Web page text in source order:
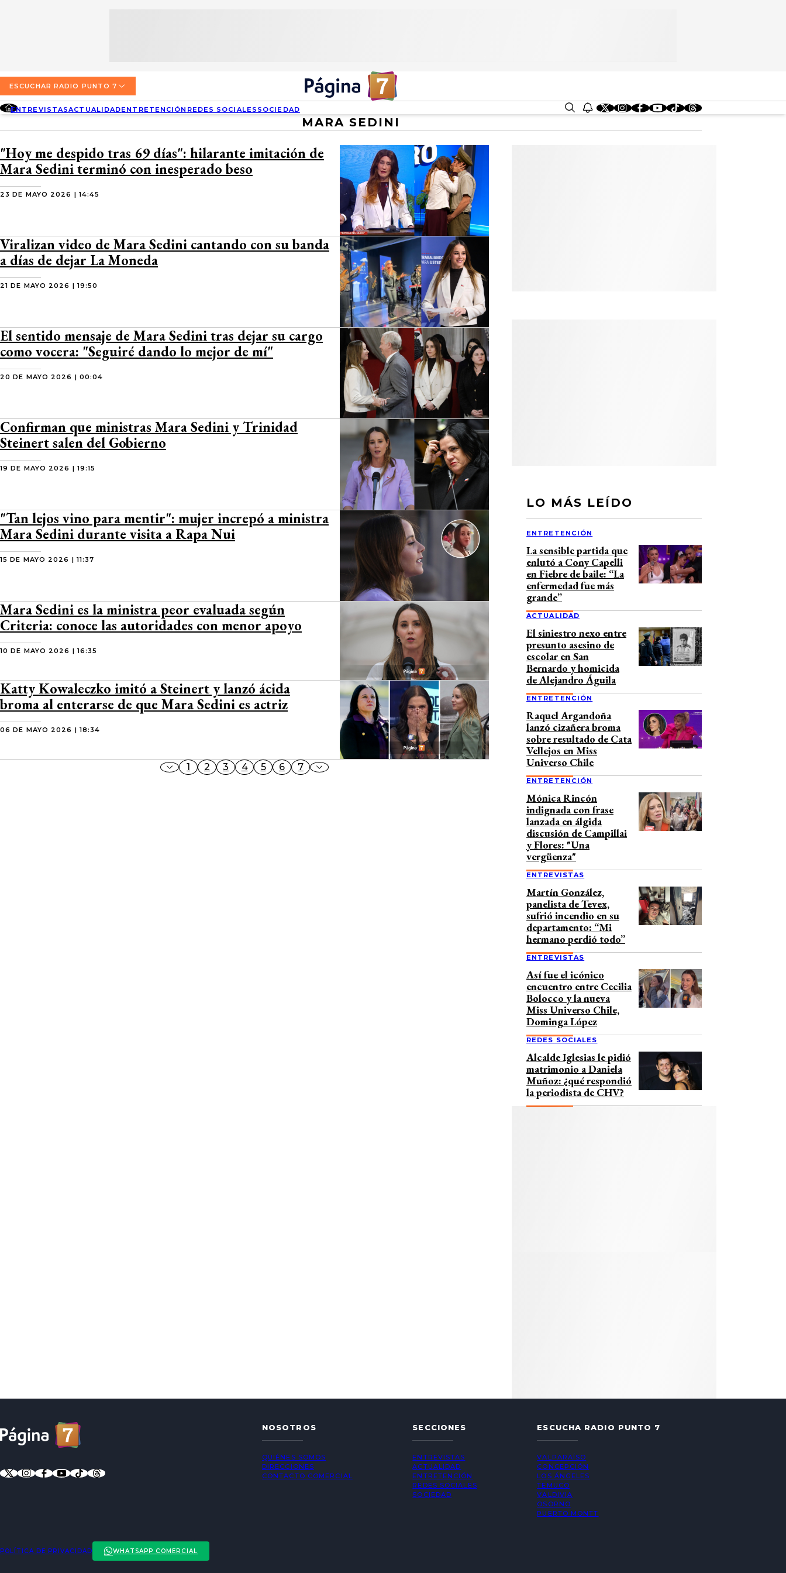
ACTUALIDAD
ENTRETENCIÓN
SOCIEDAD
CONCEPCIÓN
TEMUCO
VALDIVIA
PUERTO MONTT
QUIÉNES SOMOS
DIRECCIONES
CONTACTO COMERCIAL
TARIFAS POLÍTICAS PÁGINA 7
TARIFAS POLÍTICAS RADIO PUNTO 7
POLÍTICA DE PRIVACIDAD
ESCUCHAR RADIO PUNTO 7
ENTREVISTASACTUALIDADENTRETENCIÓN REDES SOCIALES SOCIEDAD
MARA SEDINI
"Hoy me despido tras 69 días": hilarante imitación de
Mara Sedini terminó con inesperado beso
23 DE MAYO 2026 | 14:45
Viralizan video de Mara Sedini cantando con su banda
a días de dejar La Moneda
21 DE MAYO 2026 | 19:50
El sentido mensaje de Mara Sedini tras dejar su cargo
como vocera: "Seguiré dando lo mejor de mí"
20 DE MAYO 2026 | 00:04
Confirman que ministras Mara Sedini y Trinidad
Steinert salen del Gobierno
19 DE MAYO 2026 | 19:15
"Tan lejos vino para mentir": mujer increpó a ministra
Mara Sedini durante visita a Rapa Nui
15 DE MAYO 2026 | 11:37
Mara Sedini es la ministra peor evaluada según
Criteria: conoce las autoridades con menor apoyo
10 DE MAYO 2026 | 16:35
Katty Kowaleczko imitó a Steinert y lanzó ácida
broma al enterarse de que Mara Sedini es actriz
06 DE MAYO 2026 | 18:34
1 2 3 4 5 6 7
LO MÁS LEÍDO
ENTRETENCIÓN
La sensible partida que
enlutó a Cony Capelli
en Fiebre de baile: “La
enfermedad fue más
grande”
ACTUALIDAD
El siniestro nexo entre
presunto asesino de
escolar en San
Bernardo y homicida
de Alejandro Águila
ENTRETENCIÓN
Raquel Argandoña
lanzó cizañera broma
sobre resultado de Cata
Vellejos en Miss
Universo Chile
ENTRETENCIÓN
Mónica Rincón
indignada con frase
lanzada en álgida
discusión de Campillai
y Flores: "Una
vergüenza"
ENTREVISTAS
Martín González,
panelista de Tevex,
sufrió incendio en su
departamento: “Mi
hermano perdió todo”
ENTREVISTAS
Así fue el icónico
encuentro entre Cecilia
Bolocco y la nueva
Miss Universo Chile,
Dominga López
REDES SOCIALES
Alcalde Iglesias le pidió
matrimonio a Daniela
Muñoz: ¿qué respondió
la periodista de CHV?
NOSOTROS
QUIÉNES SOMOS
DIRECCIONES
CONTACTO COMERCIAL
SECCIONES
ENTREVISTAS
ACTUALIDAD
ENTRETENCIÓN
REDES SOCIALES
SOCIEDAD
ESCUCHA RADIO PUNTO 7
VALPARAÍSO
CONCEPCIÓN
LOS ÁNGELES
TEMUCO
VALDIVIA
OSORNO
PUERTO MONTT
POLÍTICA DE PRIVACIDAD WHATSAPP COMERCIAL